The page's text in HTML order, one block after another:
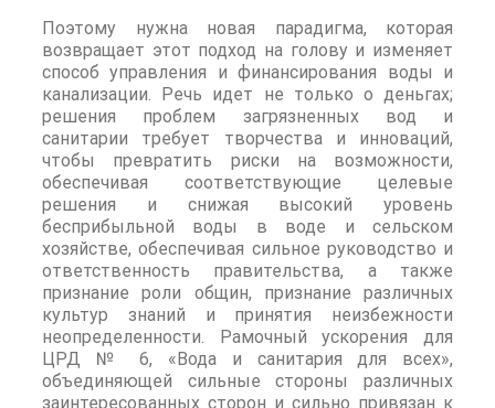
Поэтому нужна новая парадигма, которая
возвращает этот подход на голову и изменяет
способ управления и финансирования воды и
канализации. Речь идет не только о деньгах;
решения проблем загрязненных вод и
санитарии требует творчества и инноваций,
чтобы превратить риски на возможности,
обеспечивая соответствующие целевые
решения и снижая высокий уровень
бесприбыльной воды в воде и сельском
хозяйстве, обеспечивая сильное руководство и
ответственность правительства, а также
признание роли общин, признание различных
культур знаний и принятия неизбежности
неопределенности. Рамочный ускорения для
ЦРД № 6, «Вода и санитария для всех»,
объединяющей сильные стороны различных
заинтересованных сторон и сильно привязан к